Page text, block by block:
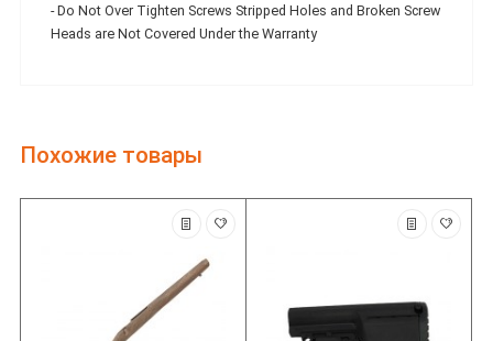
- Do Not Over Tighten Screws Stripped Holes and Broken Screw
Heads are Not Covered Under the Warranty
Похожие товары